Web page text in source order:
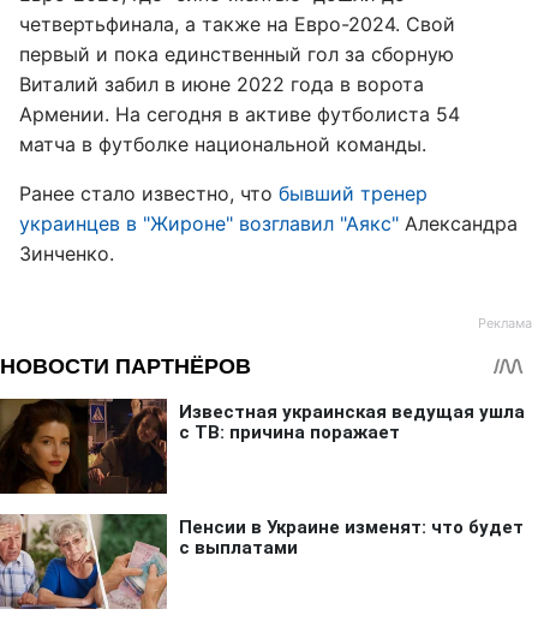
четвертьфинала, а также на Евро-2024. Свой
первый и пока единственный гол за сборную
Виталий забил в июне 2022 года в ворота
Армении. На сегодня в активе футболиста 54
матча в футболке национальной команды.
Ранее стало известно, что бывший тренер
украинцев в "Жироне" возглавил "Аякс" Александра
Зинченко.